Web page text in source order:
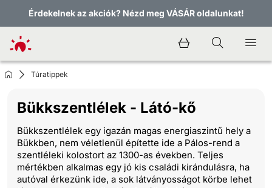
Érdekelnek az akciók? Nézd meg VÁSÁR oldalunkat!
Túratippek
Bükkszentlélek - Látó-kő
Bükkszentlélek egy igazán magas energiaszintű hely a
Bükkben, nem véletlenül építette ide a Pálos-rend a
szentléleki kolostort az 1300-as években. Teljes
mértékben alkalmas egy jó kis családi kirándulásra, ha
autóval érkezünk ide, a sok látványosságot körbe lehet